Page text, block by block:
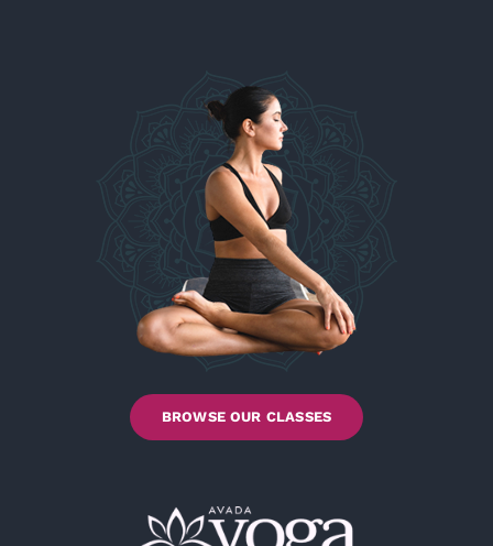
BROWSE OUR CLASSES